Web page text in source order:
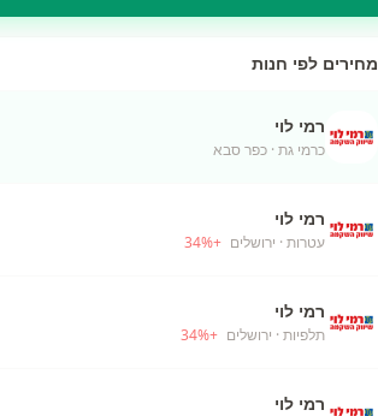
מחירים לפי חנות
רמי לוי
כרמי גת · כפר סבא
רמי לוי
עטרות · ירושלים +
34%
רמי לוי
תלפיות · ירושלים +
34%
רמי לוי